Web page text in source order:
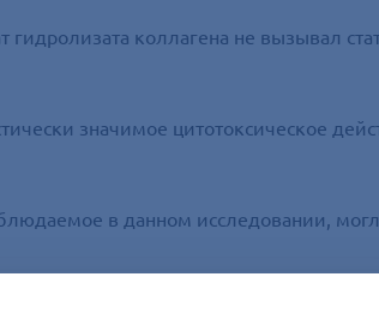
коллагена не вызывал
значимое цитотоксическое
в данном исследовании,
равнозначном увеличении